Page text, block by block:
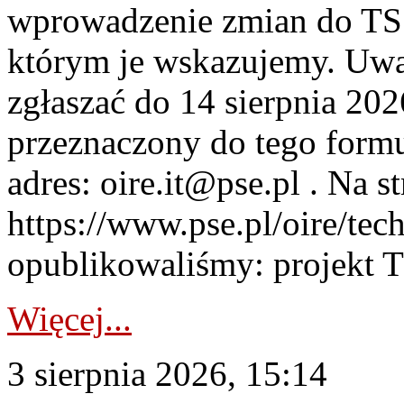
wprowadzenie zmian do
którym je wskazujemy.
zgłaszać do 14 sierpnia
przeznaczony do tego
adres: oire.it@pse.pl . Na
https://www.pse.pl/oire/
opublikowaliśmy: projekt
Więcej...
3 sierpnia 2026, 15:14